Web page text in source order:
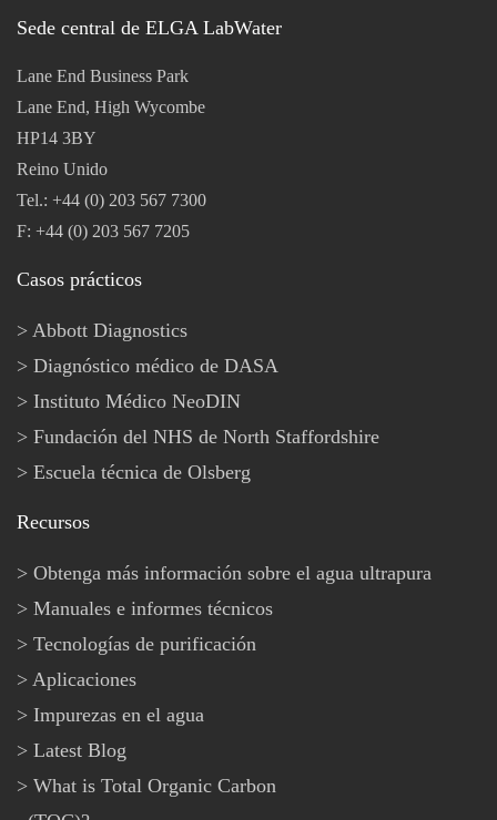
Sede central de ELGA LabWater
Lane End Business Park
Lane End, High Wycombe
HP14 3BY
Reino Unido
Tel.: +44 (0) 203 567 7300
F: +44 (0) 203 567 7205
Casos prácticos
Abbott Diagnostics
Diagnóstico médico de DASA
Instituto Médico NeoDIN
Fundación del NHS de North Staffordshire
Escuela técnica de Olsberg
Recursos
Obtenga más información sobre el agua ultrapura
Manuales e informes técnicos
Tecnologías de purificación
Aplicaciones
Impurezas en el agua
Latest Blog
What is Total Organic Carbon